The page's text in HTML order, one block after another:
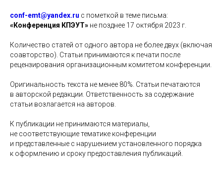
conf-emt@yandex.ru c пометкой в теме письма:
«Конференция КПЭУТ» не позднее 17 октября 2023 г.
Количество статей от одного автора не более двух (включая
соавторство). Статьи принимаются к печати после
рецензирования организационным комитетом конференции.
Оригинальность текста не менее 80%. Статьи печатаются
в авторской редакции. Ответственность за содержание
статьи возлагается на авторов.
К публикации не принимаются материалы,
не соответствующие тематике конференции
и представленные с нарушением установленного порядка
к оформлению и сроку предоставления публикаций.